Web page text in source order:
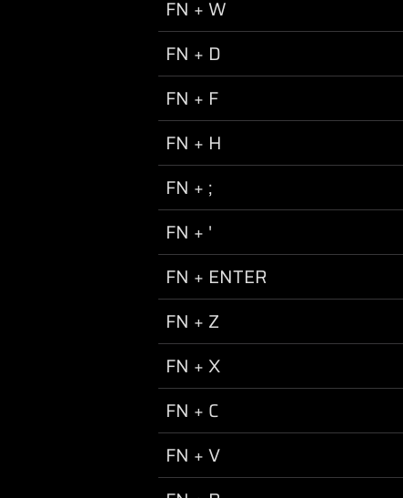
FN + W
FN + D
FN + F
FN + H
FN + ;
FN + '
FN + ENTER
FN + Z
FN + X
FN + C
FN + V